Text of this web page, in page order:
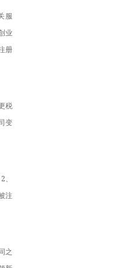
服
业
册
税
变
注
之